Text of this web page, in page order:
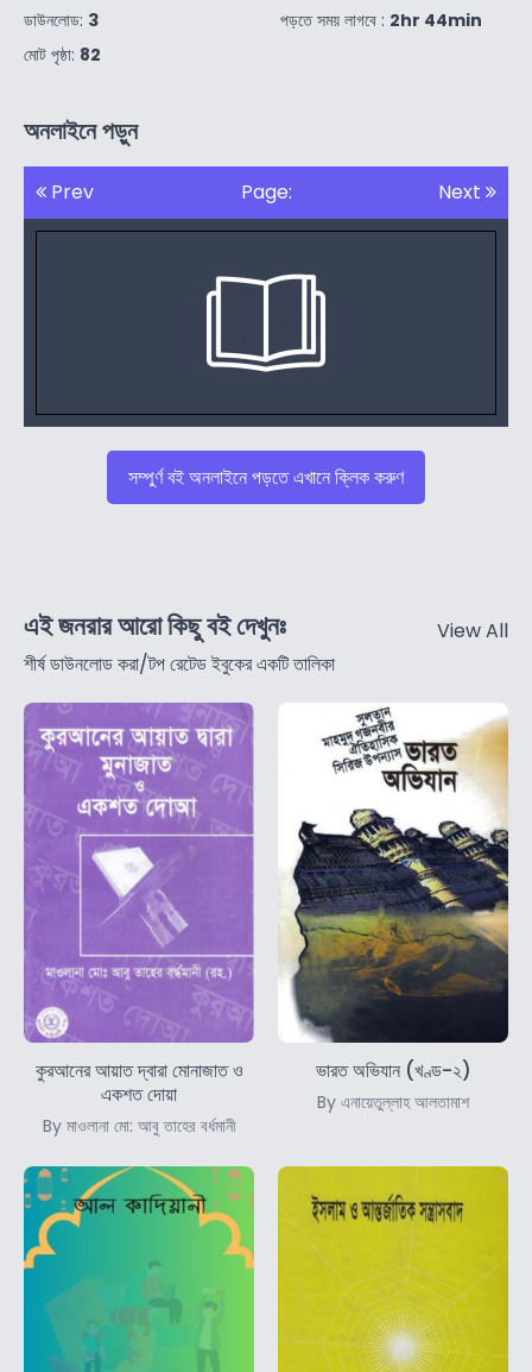
ডাউনলোড: 3
মোট পৃষ্ঠা: 82
পড়তে সময় লাগবে : 2hr 44min
অনলাইনে পড়ুন
Prev Page: Next
সম্পুর্ণ বই অনলাইনে পড়তে এখানে ক্লিক করুণ
এই জনরার আরো কিছু বই দেখুনঃ
শীর্ষ ডাউনলোড করা/টপ রেটেড ইবুকের একটি তালিকা
View All
কুরআনের আয়াত দ্বারা মোনাজাত ও
একশত দোয়া
By মাওলানা মো: আবু তাহের বর্ধমানী
ভারত অভিযান (খণ্ড-২)
By এনায়েতুল্লাহ আলতামাশ